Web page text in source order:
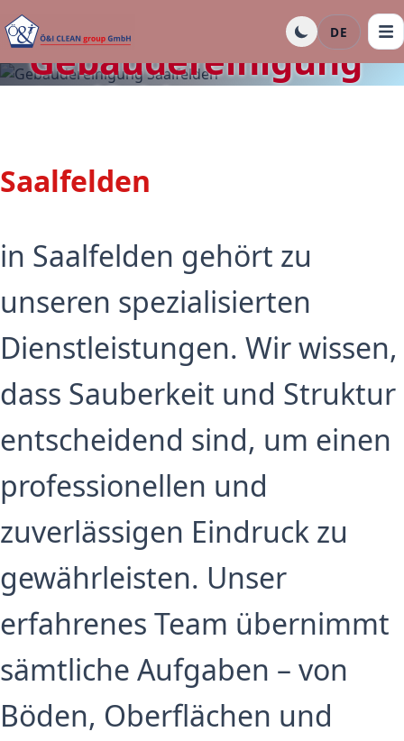
DE
Gebäudereinigung
Saalfelden
Saalfelden
in Saalfelden gehört zu
unseren spezialisierten
Dienstleistungen. Wir wissen,
dass Sauberkeit und Struktur
entscheidend sind, um einen
professionellen und
zuverlässigen Eindruck zu
gewährleisten. Unser
erfahrenes Team übernimmt
sämtliche Aufgaben – von
Böden, Oberflächen und